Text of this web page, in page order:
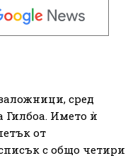
сред
Гилбоа. Името ѝ
от
с общо четири